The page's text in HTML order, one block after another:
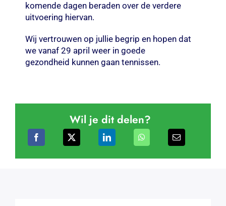
komende dagen beraden over de verdere
uitvoering hiervan.
Wij vertrouwen op jullie begrip en hopen dat
we vanaf 29 april weer in goede
gezondheid kunnen gaan tennissen.
Wil je dit delen?